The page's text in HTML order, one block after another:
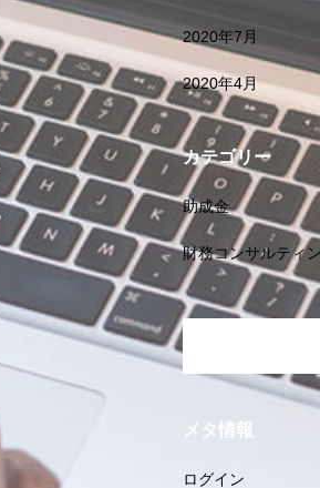
2020年7月
2020年4月
カテゴリー
助成金
財務コンサルティ
メタ情報
ログイン